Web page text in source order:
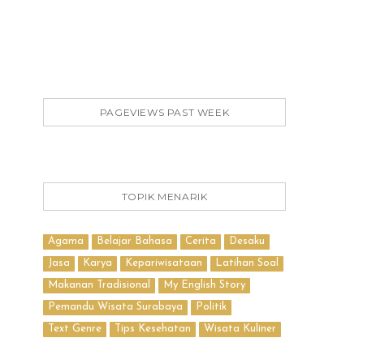
PAGEVIEWS PAST WEEK
TOPIK MENARIK
Agama Belajar Bahasa Cerita Desaku
Jasa Karya Kepariwisataan Latihan Soal
Makanan Tradisional My English Story
Pemandu Wisata Surabaya Politik
Text Genre Tips Kesehatan Wisata Kuliner